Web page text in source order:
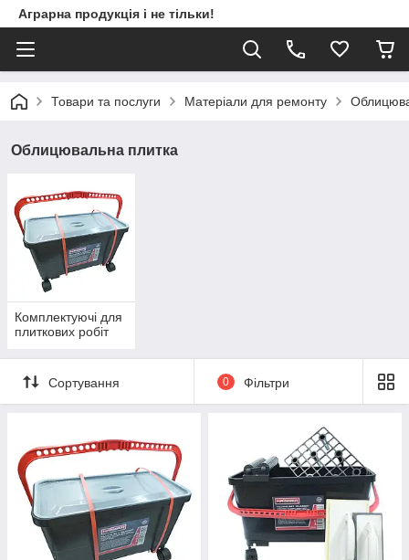
Аграрна продукція і не тільки!
Товари та послуги Матеріали для ремонту
Облицювальна плитка
Комплектуючі для
плиткових робіт
Сортування 0 Фільтри